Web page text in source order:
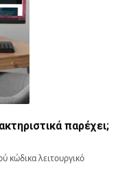
παρέχει;
κώδικα λειτουργικό